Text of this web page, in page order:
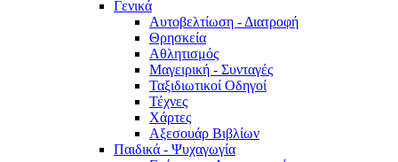
Γενικά
Αυτοβελτίωση - Διατροφή
Θρησκεία
Αθλητισμός
Μαγειρική - Συνταγές
Ταξιδιωτικοί Οδηγοί
Τέχνες
Χάρτες
Αξεσουάρ Βιβλίων
Παιδικά - Ψυχαγωγία